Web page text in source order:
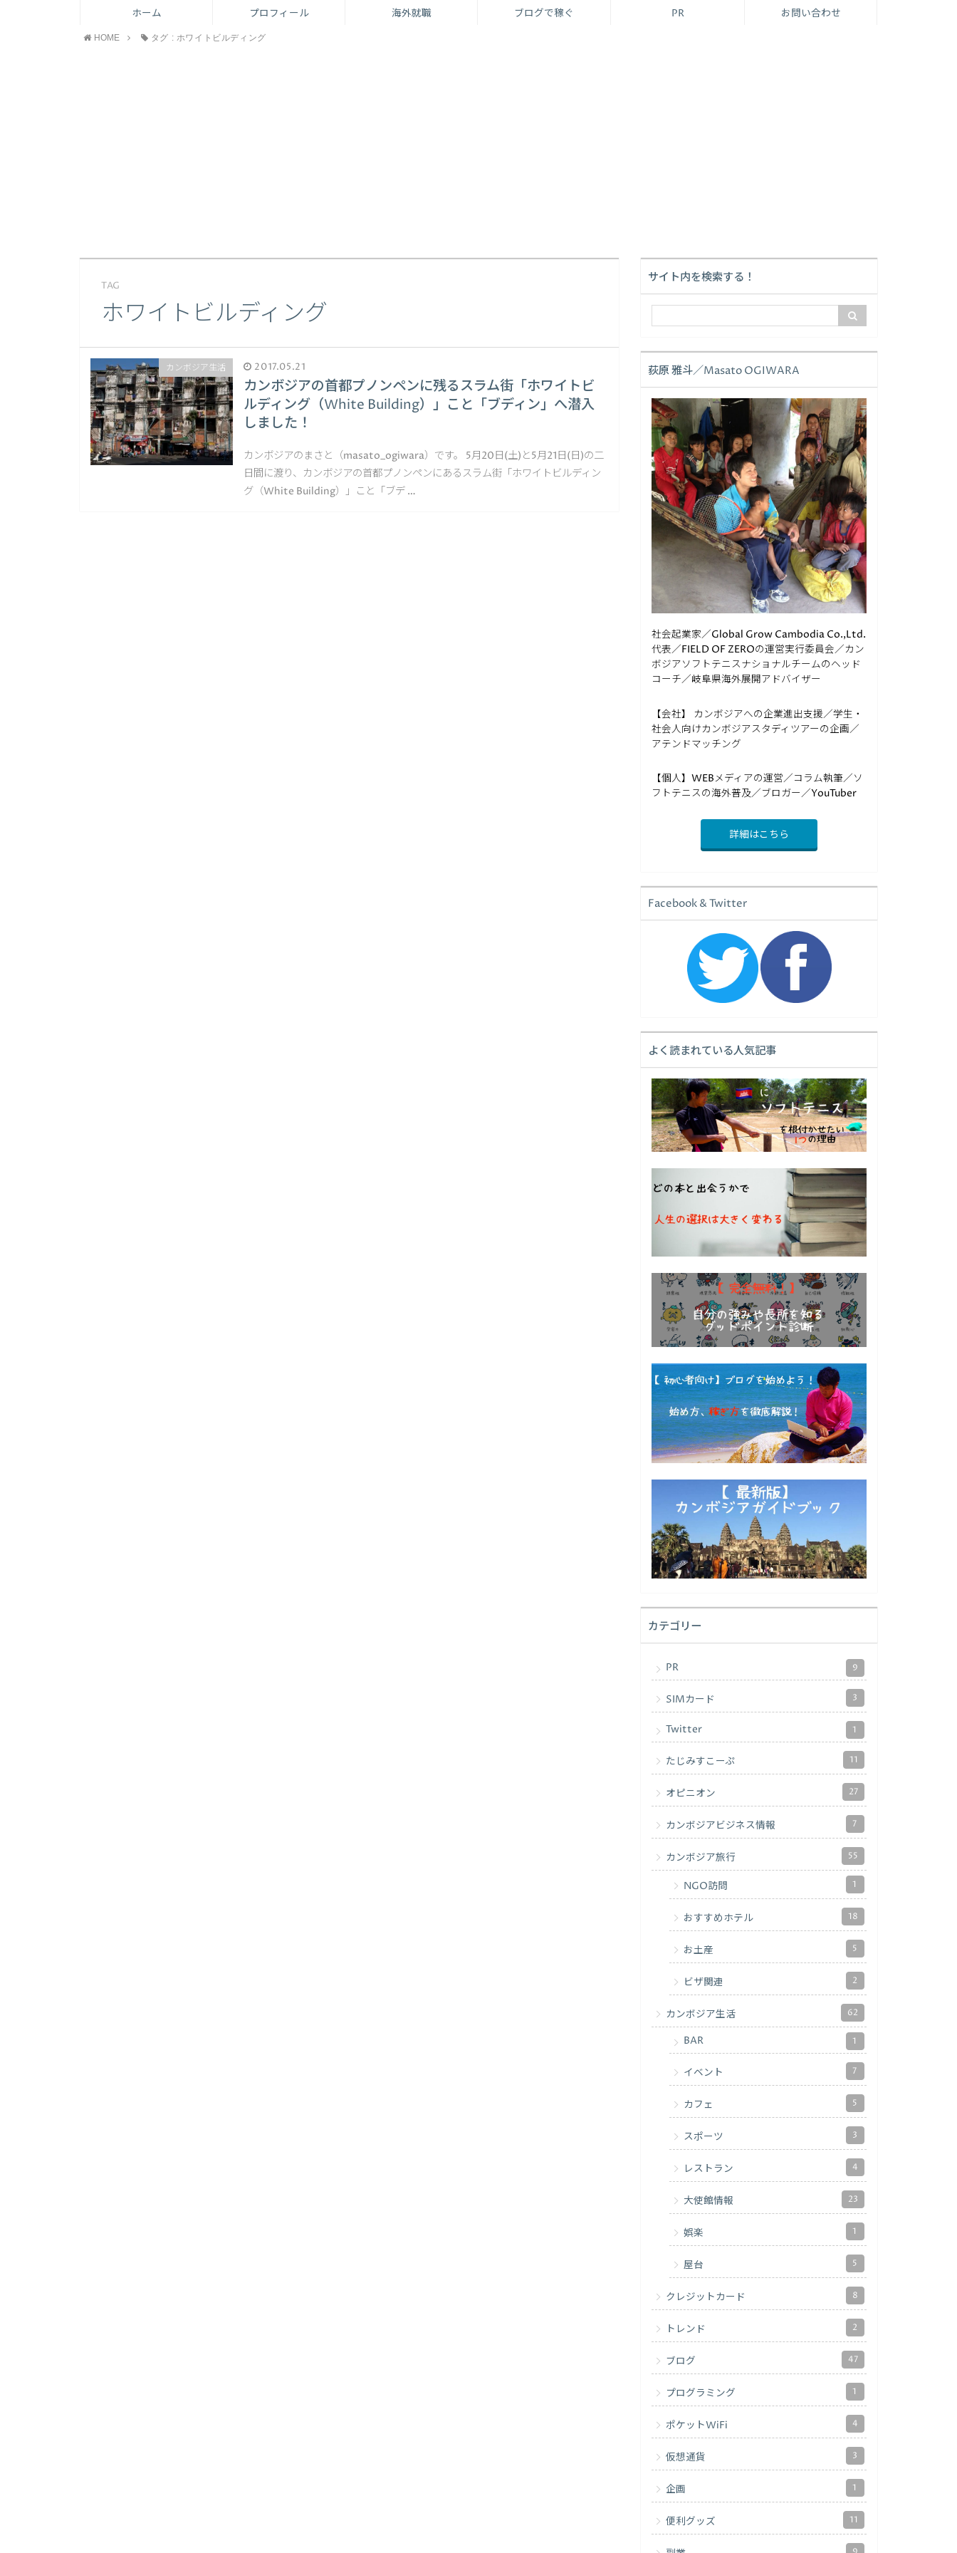
ホーム プロフィール 海外就職 ブログで稼ぐ PR お問い合わせ
HOME タグ : ホワイトビルディング
TAG
ホワイトビルディング
カンボジア生活 2017.05.21
カンボジアの首都プノンペンに残るスラム街「ホワイトビ
ルディング（White Building）」こと「ブディン」へ潜入
しました！
カンボジアのまさと（masato_ogiwara）です。 5月20日(土)と5月21日(日)の二
日間に渡り、カンボジアの首都プノンペンにあるスラム街「ホワイトビルディン
グ（White Building）」こと「ブデ …
サイト内を検索する！
荻原 雅斗／Masato OGIWARA
社会起業家／Global Grow Cambodia Co.,Ltd.
代表／FIELD OF ZEROの運営実行委員会／カン
ボジアソフトテニスナショナルチームのヘッド
コーチ／岐阜県海外展開アドバイザー
【会社】 カンボジアへの企業進出支援／学生・
社会人向けカンボジアスタディツアーの企画／
アテンドマッチング
【個人】WEBメディアの運営／コラム執筆／ソ
フトテニスの海外普及／ブロガー／YouTuber
詳細はこちら
Facebook & Twitter
よく読まれている人気記事
カテゴリー
PR 9
SIMカード 3
Twitter 1
たじみすこーぷ 11
オピニオン 27
カンボジアビジネス情報 7
カンボジア旅行 55
NGO訪問 1
おすすめホテル 18
お土産 5
ビザ関連 2
カンボジア生活 62
BAR 1
イベント 7
カフェ 5
スポーツ 3
レストラン 4
大使館情報 23
娯楽 1
屋台 5
クレジットカード 8
トレンド 2
ブログ 47
プログラミング 1
ポケットWiFi 4
仮想通貨 3
企画 1
便利グッズ 11